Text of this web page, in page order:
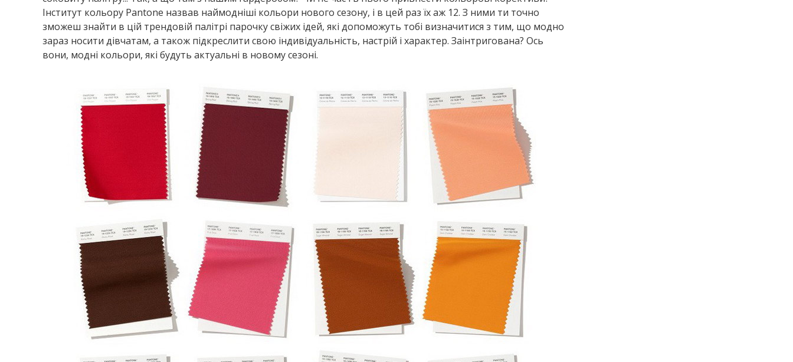
Інститут кольору Pantone назвав наймодніші кольори нового сезону, і в цей раз їх аж 12. З ними ти точно
зможеш знайти в цій трендовій палітрі парочку свіжих ідей, які допоможуть тобі визначитися з тим, що модно
зараз носити дівчатам, а також підкреслити свою індивідуальність, настрій і характер. Заінтригована? Ось
вони, модні кольори, які будуть актуальні в новому сезоні.